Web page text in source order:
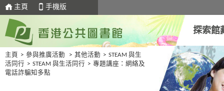
主頁 手機版
探索館
主頁 > 參與推廣活動 > 其他活動 > STEAM 與生
活同行 > STEAM 與生活同行 > 專題講座：網絡及
電話詐騙知多點